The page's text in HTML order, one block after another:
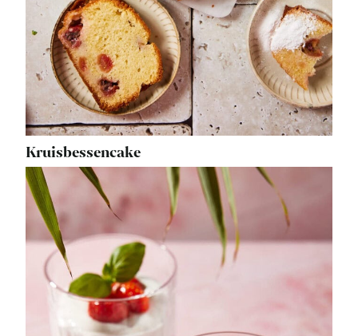
Kruisbessencake